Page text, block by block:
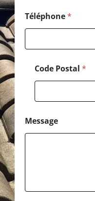
Téléphone*
Code Postal *
Message